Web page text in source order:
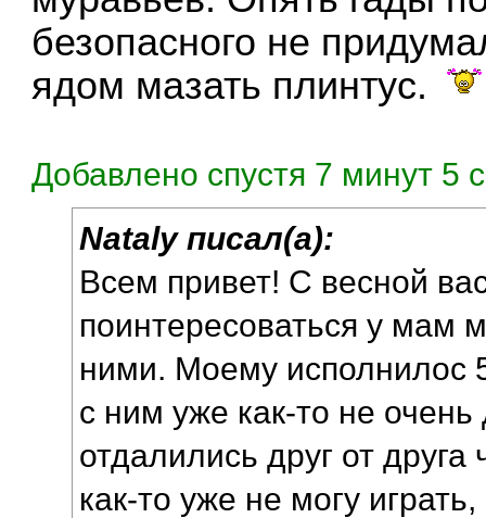
безопасного не
ядом мазать плинтус.
Добавлено спустя 7 минут 5
Nataly писал(а):
Всем привет! С весной
поинтересоваться у мам
ними. Моему исполнилос
с ним уже как-то не
отдалились друг от
как-то уже не могу